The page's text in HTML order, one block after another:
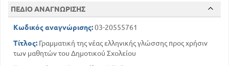
15
Άτονοι λέξεις
Ορθρογραφικά σημεία και σημεία
στίξεως
ΠΕΔΙΟ ΑΝΑΓΝΩΡΙΣΗΣ
Κωδικός αναγνώρισης:03-20555761
Τίτλος: Γραμματική της νέας ελληνικής γλώσσης προς χρήσιν
των μαθητών του Δημοτικού Σχολείου